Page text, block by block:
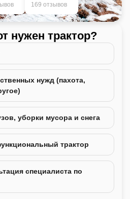
169 отзывов
нужен трактор?
нужд (пахота,
уборки мусора и снега
трактор
специалиста по